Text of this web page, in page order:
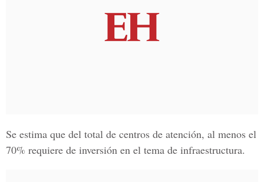
Se estima que del total de centros de atención, al menos el
70% requiere de inversión en el tema de infraestructura.